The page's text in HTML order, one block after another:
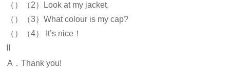
（）（2）Look at my jacket.
（）（3）What colour is my cap?
（）（4） It’s nice！
A．Thank you!